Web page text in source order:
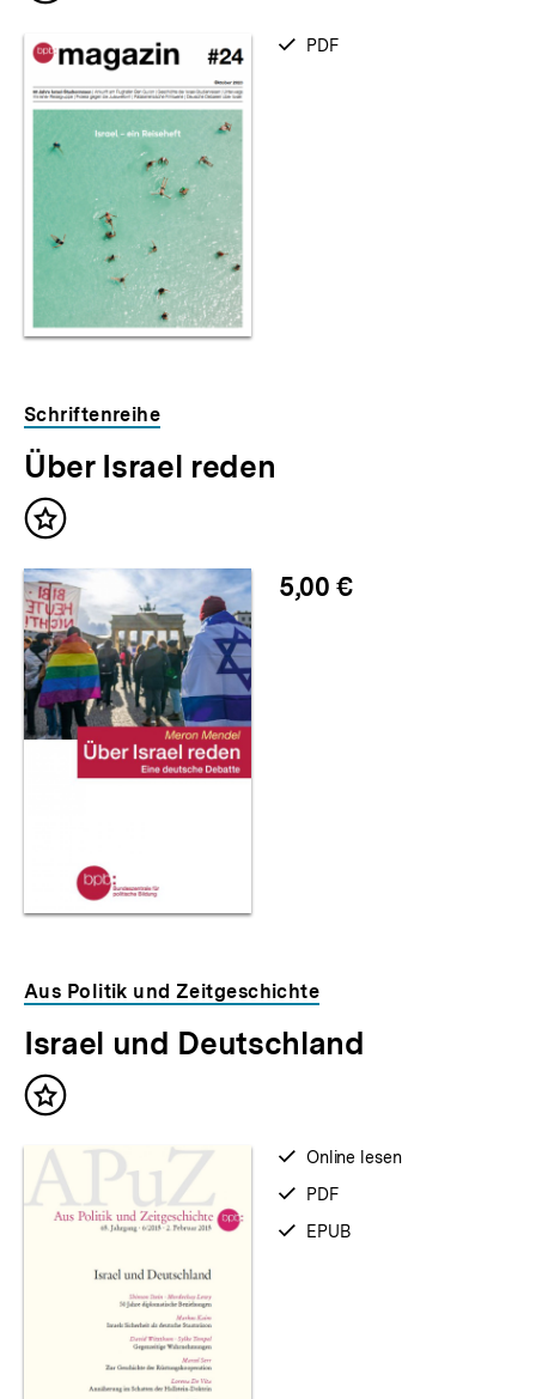
verfügbar
PDF
Schriftenreihe
Über Israel reden
Inhalt
5,00 €
Aus Politik und Zeitgeschichte
Israel und Deutschland
Inhalt
verfügbar
Online lesen
verfügbar
PDF
verfügbar
EPUB